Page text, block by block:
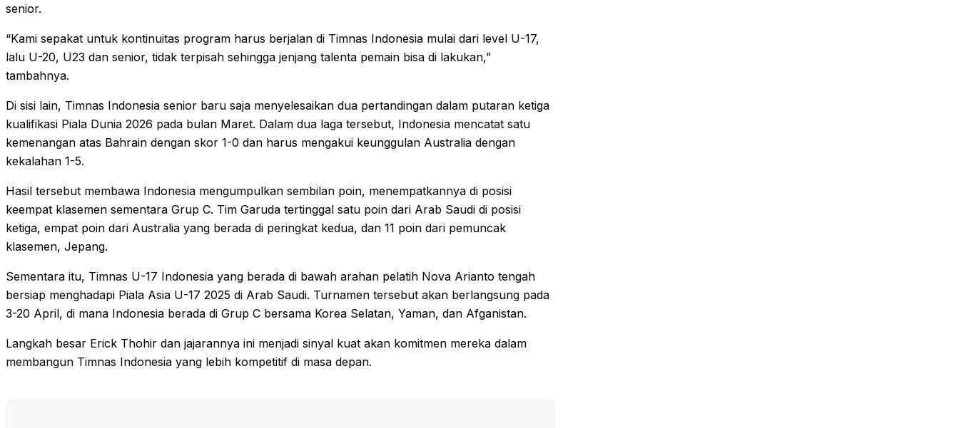
senior.
“Kami sepakat untuk kontinuitas program harus berjalan di Timnas Indonesia mulai dari level U-17,
lalu U-20, U23 dan senior, tidak terpisah sehingga jenjang talenta pemain bisa di lakukan,”
tambahnya.
Di sisi lain, Timnas Indonesia senior baru saja menyelesaikan dua pertandingan dalam putaran ketiga
kualifikasi Piala Dunia 2026 pada bulan Maret. Dalam dua laga tersebut, Indonesia mencatat satu
kemenangan atas Bahrain dengan skor 1-0 dan harus mengakui keunggulan Australia dengan
kekalahan 1-5.
Hasil tersebut membawa Indonesia mengumpulkan sembilan poin, menempatkannya di posisi
keempat klasemen sementara Grup C. Tim Garuda tertinggal satu poin dari Arab Saudi di posisi
ketiga, empat poin dari Australia yang berada di peringkat kedua, dan 11 poin dari pemuncak
klasemen, Jepang.
Sementara itu, Timnas U-17 Indonesia yang berada di bawah arahan pelatih Nova Arianto tengah
bersiap menghadapi Piala Asia U-17 2025 di Arab Saudi. Turnamen tersebut akan berlangsung pada
3-20 April, di mana Indonesia berada di Grup C bersama Korea Selatan, Yaman, dan Afganistan.
Langkah besar Erick Thohir dan jajarannya ini menjadi sinyal kuat akan komitmen mereka dalam
membangun Timnas Indonesia yang lebih kompetitif di masa depan.